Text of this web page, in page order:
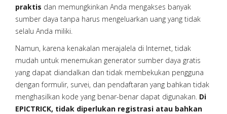
praktis dan memungkinkan Anda mengakses banyak
sumber daya tanpa harus mengeluarkan uang yang tidak
selalu Anda miliki.
Namun, karena kenakalan merajalela di Internet, tidak
mudah untuk menemukan generator sumber daya gratis
yang dapat diandalkan dan tidak membekukan pengguna
dengan formulir, survei, dan pendaftaran yang bahkan tidak
menghasilkan kode yang benar-benar dapat digunakan. Di
EPICTRICK, tidak diperlukan registrasi atau bahkan